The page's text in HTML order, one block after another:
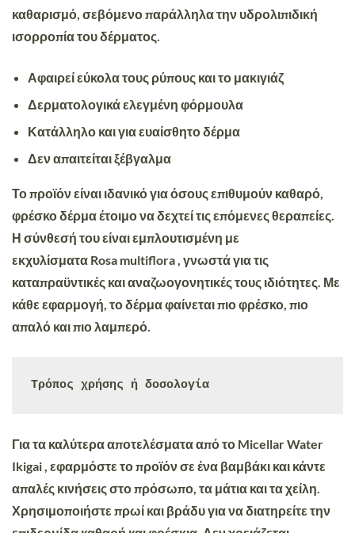
καθαρισμό, σεβόμενο παράλληλα την υδρολιπιδική
ισορροπία του δέρματος.
Αφαιρεί εύκολα τους ρύπους και το μακιγιάζ
Δερματολογικά ελεγμένη φόρμουλα
Κατάλληλο και για ευαίσθητο δέρμα
Δεν απαιτείται ξέβγαλμα
Το προϊόν είναι ιδανικό για όσους επιθυμούν καθαρό,
φρέσκο ​​δέρμα έτοιμο να δεχτεί τις επόμενες θεραπείες.
Η σύνθεσή του είναι εμπλουτισμένη με
εκχυλίσματα Rosa multiflora , γνωστά για τις
καταπραϋντικές και αναζωογονητικές τους ιδιότητες. Με
κάθε εφαρμογή, το δέρμα φαίνεται πιο φρέσκο, πιο
απαλό και πιο λαμπερό.
Τρόπος χρήσης ή δοσολογία
Για τα καλύτερα αποτελέσματα απότο Micellar Water
Ikigai , εφαρμόστε το προϊόν σε ένα βαμβάκι και κάντε
απαλές κινήσεις στο πρόσωπο, τα μάτια και τα χείλη.
Χρησιμοποιήστε πρωί και βράδυ για να διατηρείτε την